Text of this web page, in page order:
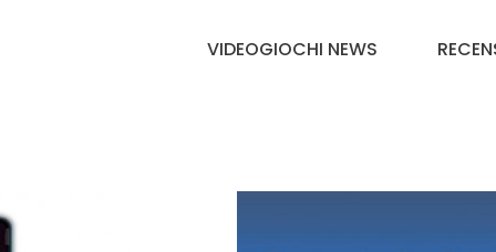
VIDEOGIOCHI NEWS